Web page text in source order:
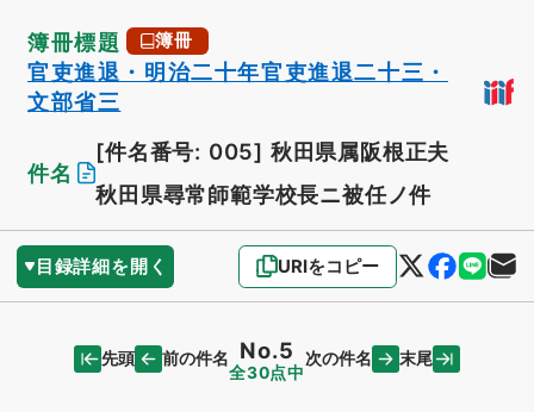
簿冊標題 簿冊
官吏進退・明治二十年官吏進退二十三・
文部省三
件名
[件名番号: 005] 秋田県属阪根正夫
秋田県尋常師範学校長ニ被任ノ件
目録詳細を開く URIをコピー
先頭 前の件名 No.5
全30点中
次の件名 末尾